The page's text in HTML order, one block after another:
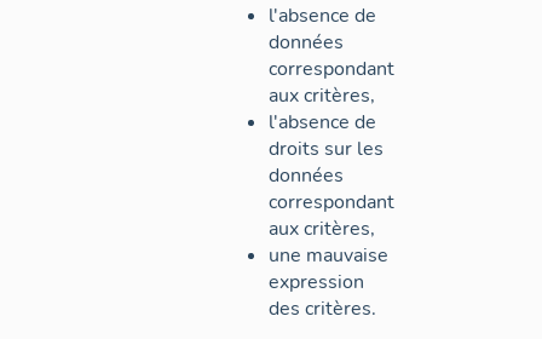
l'absence de
données
correspondant
aux critères,
l'absence de
droits sur les
données
correspondant
aux critères,
une mauvaise
expression
des critères.